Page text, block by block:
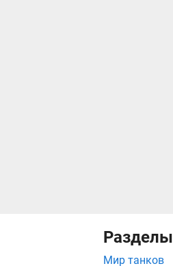
Разделы
Мир танков